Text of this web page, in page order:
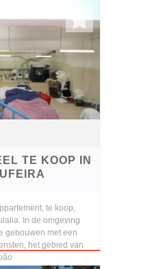
TE KOOP IN
te koop,
In de omgeving
gebouwen met een
het gebied van